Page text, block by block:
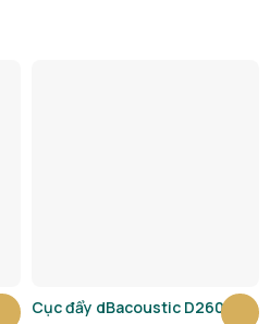
Cục đẩy dBacoustic D2600